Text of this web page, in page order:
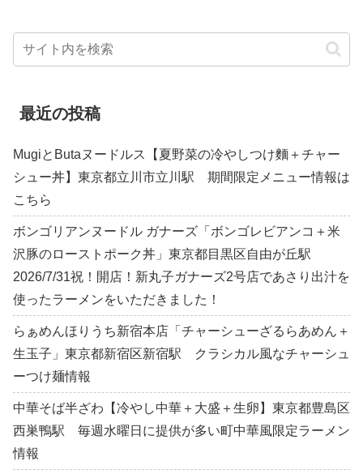
最近の投稿
MugiとButaヌードルス【夏野菜の冷やしつけ麵＋チャー
シュー丼】東京都立川市立川駅 期間限定メニュー情報は
こちら
ボンゴリアンヌードル ガナーズ「ボンゴレビアンコ＋米
沢豚のローストポーク丼」東京都目黒区自由が丘駅
2026/7/31祝！開店！新丸子ガナーズ2号店であさり出汁を
使ったラーメンをいただきました！
らぁめんほりうち新宿本店「チャーシューざるらあめん＋
生玉子」東京都新宿区新宿駅 クラシカル風なチャーシュ
ーつけ麺情報
中華そば半ざわ【冷やし中華＋大盛＋生卵】東京都豊島区
西巣鴨駅 毎週水曜日に提供が多い町中華風限定ラーメン
情報